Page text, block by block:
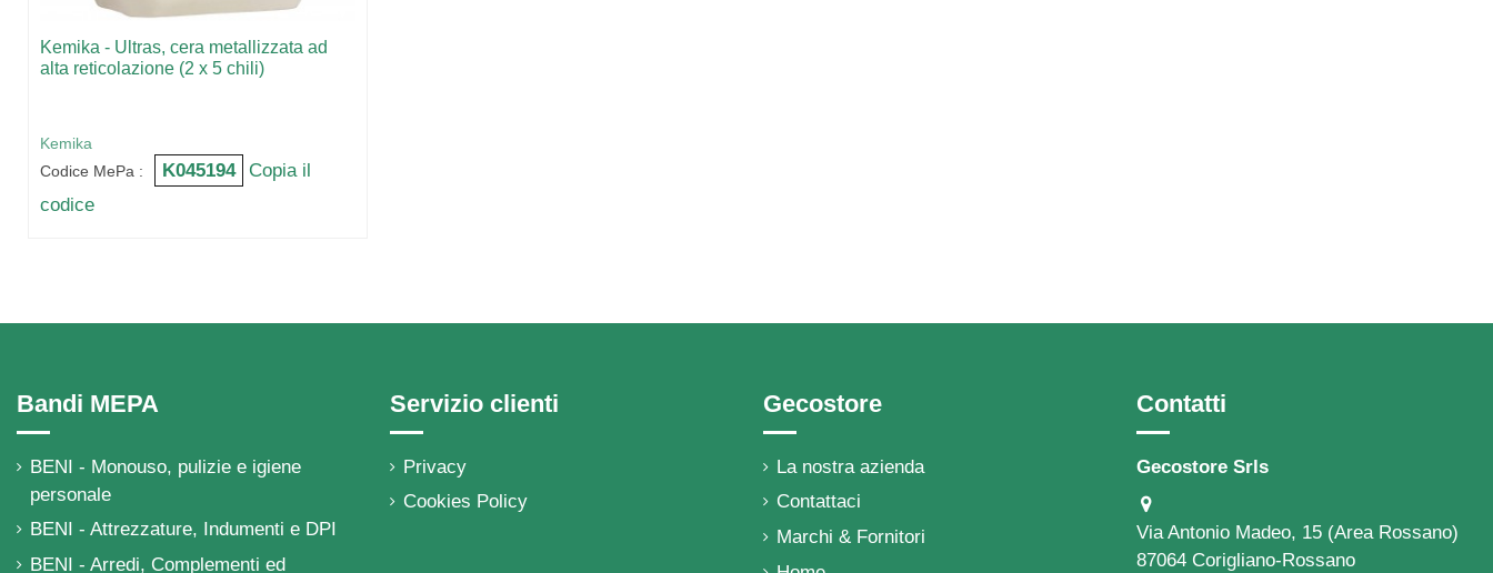
Kemika - Ultras, cera metallizzata ad
alta reticolazione (2 x 5 chili)
Kemika
Codice MePa :
K045194
Copia il
codice
Bandi MEPA
BENI - Monouso, pulizie e igiene
personale
BENI - Attrezzature, Indumenti e DPI
BENI - Arredi, Complementi ed
Servizio clienti
Privacy
Cookies Policy
Gecostore
La nostra azienda
Contattaci
Marchi & Fornitori
Contatti
Gecostore Srls
Via Antonio Madeo, 15 (Area Rossano)
87064 Corigliano-Rossano